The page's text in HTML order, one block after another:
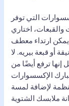
التي توفر
والقبعات، اختاري
ارتداء معطف
أو قبعة بيريه. لا
ترفع أيضًا من
الإكسسوارات
لإضافة لمسة